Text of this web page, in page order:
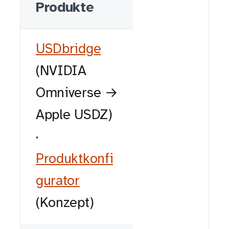
Produkte
USDbridge
(NVIDIA
Omniverse →
Apple USDZ)
·
Produktkonfi
gurator
(Konzept)